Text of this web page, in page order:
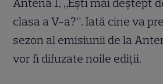
clasa a V-a?”. Iată cine va
sezon al emisiunii de la
vor fi difuzate noile ediții.